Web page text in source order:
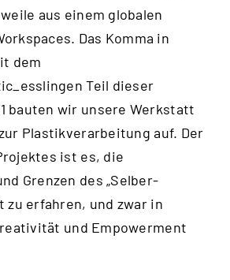
aus einem globalen
Das Komma in
dem
Teil dieser
bauten wir unsere Werkstatt
Plastikverarbeitung auf. Der
ist es, die
Grenzen des „Selber-
zu erfahren, und zwar in
und Empowerment